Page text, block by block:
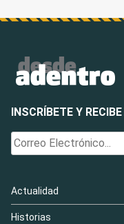
INSCRÍBETE Y
Actualidad
Historias